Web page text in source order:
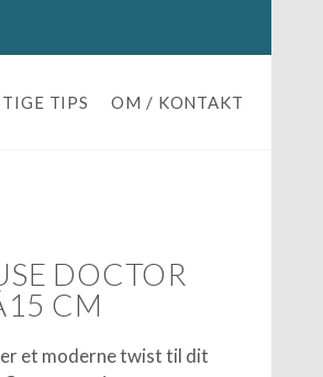
TIPS OM / KONTAKT
DOCTOR
CM
et moderne twist til dit